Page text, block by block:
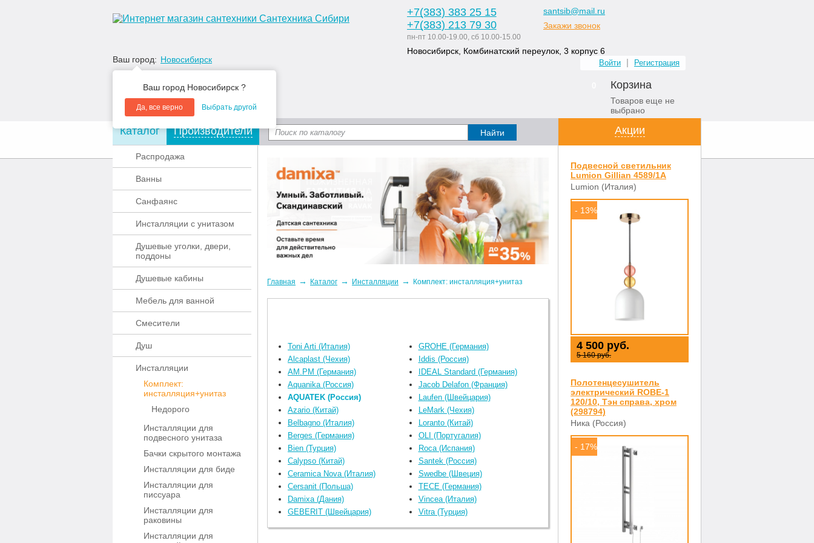
Ваш город: Новосибирск
Ваш город Новосибирск ?
Да, все верно Выбрать другой
+7(383) 383 25 15
+7(383) 213 79 30
пн-пт 10.00-19.00, сб 10.00-15.00
santsib@mail.ru
Закажи звонок
Новосибирск, Комбинатский переулок, 3 корпус 6
Войти Регистрация
Корзина
Товаров еще не
выбрано
О компании Акции Доставка и оплата Статьи Дизайн ванных комнат Контакты
Каталог Производители
Распродажа
Ванны
Санфаянс
Инсталляции с унитазом
Душевые уголки, двери,
поддоны
Душевые кабины
Мебель для ванной
Смесители
Душ
Инсталляции
Комплект:
инсталляция+унитаз
Недорого
Инсталляции для
подвесного унитаза
Бачки скрытого монтажа
Инсталляции для биде
Инсталляции для
писсуара
Инсталляции для
раковины
Инсталляции для
Главная → Каталог → Инсталляции → Комплект: инсталляция+унитаз
Toni Arti (Италия)
Alcaplast (Чехия)
AM.PM (Германия)
Aquanika (Россия)
AQUATEK (Россия)
Azario (Китай)
Belbagno (Италия)
Berges (Германия)
Bien (Турция)
Calypso (Китай)
Ceramica Nova (Италия)
Cersanit (Польша)
Damixa (Дания)
GEBERIT (Швейцария)
GROHE (Германия)
Iddis (Россия)
IDEAL Standard (Германия)
Jacob Delafon (Франция)
Laufen (Швейцария)
LeMark (Чехия)
Loranto (Китай)
OLI (Португалия)
Roca (Испания)
Santek (Россия)
Swedbe (Швеция)
TECE (Германия)
Vincea (Италия)
Vitra (Турция)
Акции
Подвесной светильник
Lumion Gillian 4589/1A
Lumion (Италия)
- 13%
4 500 руб.
5 160 руб.
Полотенцесушитель
электрический ROBE-1
120/10, Тэн справа, хром
(298794)
Ника (Россия)
- 17%